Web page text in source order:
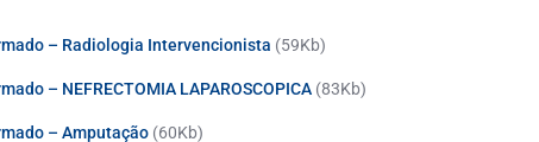
– Radiologia Intervencionista (59Kb)
– NEFRECTOMIA LAPAROSCOPICA (83Kb)
– Amputação (60Kb)